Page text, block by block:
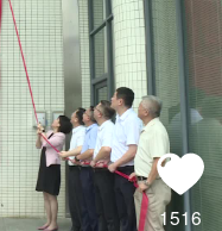
1516